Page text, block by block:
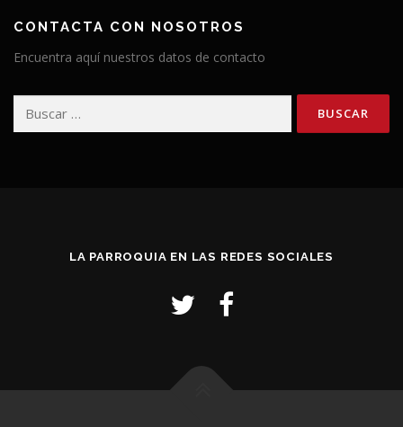
CONTACTA CON NOSOTROS
Encuentra aquí nuestros datos de contacto
LA PARROQUIA EN LAS REDES SOCIALES